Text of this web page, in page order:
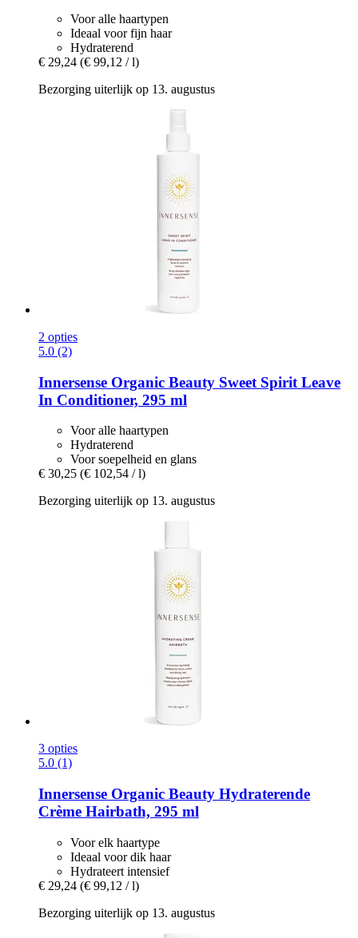
Voor alle haartypen
Ideaal voor fijn haar
Hydraterend
€ 29,24 (€ 99,12 / l)
Bezorging uiterlijk op 13. augustus
2 opties
5.0 (2)
Innersense Organic Beauty Sweet Spirit Leave
In Conditioner, 295 ml
Voor alle haartypen
Hydraterend
Voor soepelheid en glans
€ 30,25 (€ 102,54 / l)
Bezorging uiterlijk op 13. augustus
3 opties
5.0 (1)
Innersense Organic Beauty Hydraterende
Crème Hairbath, 295 ml
Voor elk haartype
Ideaal voor dik haar
Hydrateert intensief
€ 29,24 (€ 99,12 / l)
Bezorging uiterlijk op 13. augustus